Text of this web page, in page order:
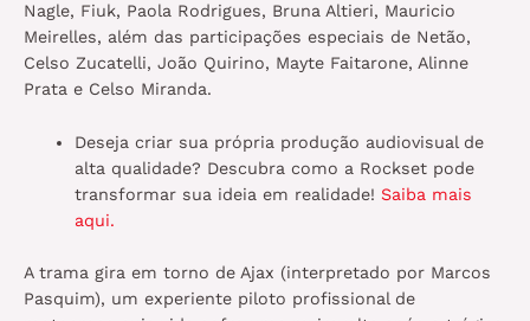
Nagle, Fiuk, Paola Rodrigues, Bruna Altieri, Mauricio
Meirelles, além das participações especiais de Netão,
Celso Zucatelli, João Quirino, Mayte Faitarone, Alinne
Prata e Celso Miranda.
Deseja criar sua própria produção audiovisual de
alta qualidade? Descubra como a Rockset pode
transformar sua ideia em realidade! Saiba mais
aqui.
A trama gira em torno de Ajax (interpretado por Marcos
Pasquim), um experiente piloto profissional de